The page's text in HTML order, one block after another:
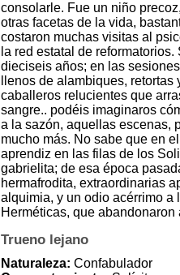
consolarle. Fue un niño
otras facetas de la vida,
costaron muchas visitas al
la red estatal de
dieciseis años; en las
llenos de alambiques,
caballeros relucientes que
sangre.. podéis imaginaros
a la sazón, aquellas escenas,
mucho más. No sabe que en
aprendiz en las filas de los
gabrielita; de esa época
hermafrodita, extraordinarias
alquimia, y un odio acérrimo a
Herméticas, que
Trueno lejano
Naturaleza: Confabulador